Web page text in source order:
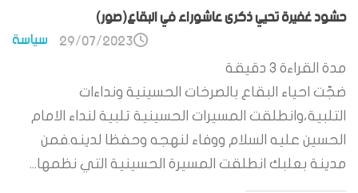
حشود غفيرة تحيي ذكرى عاشوراء في البقاع(صور)
سياسة 29/07/2023
مدة القراءة 3 دقيقة
ضجّت احياء البقاع بالصرخات الحسينية ونداءات
التلبية،وانطلقت المسيرات الحسينية تلبية لنداء الامام
الحسين عليه السلام ووفاء لنهجه وحفظا لدينه.فمن
مدينة بعلبك انطلقت المسيرة الحسينية التي نظمها...